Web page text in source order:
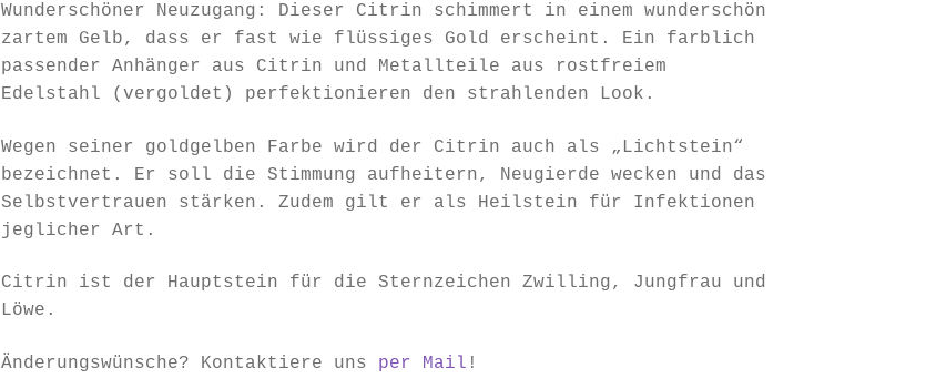
Wunderschöner Neuzugang: Dieser Citrin schimmert in einem wunderschön
zartem Gelb, dass er fast wie flüssiges Gold erscheint. Ein farblich
passender Anhänger aus Citrin und Metallteile aus rostfreiem
Edelstahl (vergoldet) perfektionieren den strahlenden Look.
Wegen seiner goldgelben Farbe wird der Citrin auch als „Lichtstein“
bezeichnet. Er soll die Stimmung aufheitern, Neugierde wecken und das
Selbstvertrauen stärken. Zudem gilt er als Heilstein für Infektionen
jeglicher Art.
Citrin ist der Hauptstein für die Sternzeichen Zwilling, Jungfrau und
Löwe.
Änderungswünsche? Kontaktiere uns per Mail !